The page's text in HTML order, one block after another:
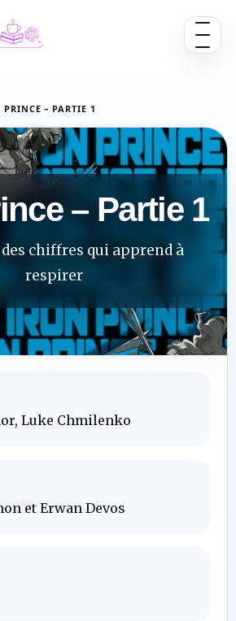
Ouvrir
– PARTIE 1
– Partie 1
chiffres qui apprend à
respirer
Luke Chmilenko
et Erwan Devos